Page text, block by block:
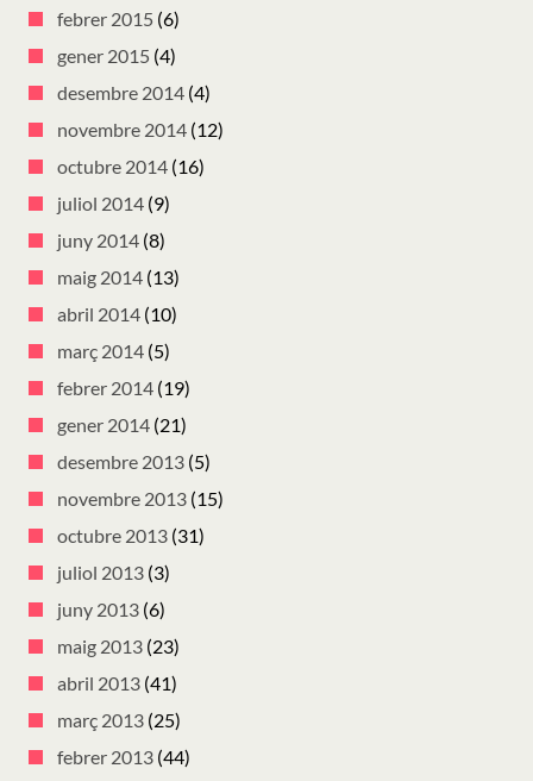
febrer 2015 (6)
gener 2015 (4)
desembre 2014 (4)
novembre 2014 (12)
octubre 2014 (16)
juliol 2014 (9)
juny 2014 (8)
maig 2014 (13)
abril 2014 (10)
març 2014 (5)
febrer 2014 (19)
gener 2014 (21)
desembre 2013 (5)
novembre 2013 (15)
octubre 2013 (31)
juliol 2013 (3)
juny 2013 (6)
maig 2013 (23)
abril 2013 (41)
març 2013 (25)
febrer 2013 (44)